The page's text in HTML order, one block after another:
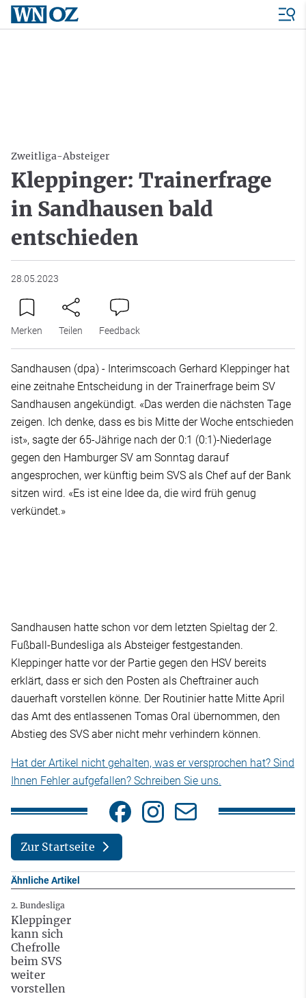
Zweitliga-Absteiger
Kleppinger: Trainerfrage
in Sandhausen bald
entschieden
28.05.2023
Merken Teilen Feedback
Sandhausen (dpa) - Interimscoach Gerhard Kleppinger hat
eine zeitnahe Entscheidung in der Trainerfrage beim SV
Sandhausen angekündigt. «Das werden die nächsten Tage
zeigen. Ich denke, dass es bis Mitte der Woche entschieden
ist», sagte der 65-Jährige nach der 0:1 (0:1)-Niederlage
gegen den Hamburger SV am Sonntag darauf
angesprochen, wer künftig beim SVS als Chef auf der Bank
sitzen wird. «Es ist eine Idee da, die wird früh genug
verkündet.»
Sandhausen hatte schon vor dem letzten Spieltag der 2.
Fußball-Bundesliga als Absteiger festgestanden.
Kleppinger hatte vor der Partie gegen den HSV bereits
erklärt, dass er sich den Posten als Cheftrainer auch
dauerhaft vorstellen könne. Der Routinier hatte Mitte April
das Amt des entlassenen Tomas Oral übernommen, den
Abstieg des SVS aber nicht mehr verhindern können.
Hat der Artikel nicht gehalten, was er versprochen hat? Sind
Ihnen Fehler aufgefallen? Schreiben Sie uns.
Zur Startseite
Ähnliche Artikel
2. Bundesliga
Kleppinger
kann sich
Chefrolle
beim SVS
weiter
vorstellen